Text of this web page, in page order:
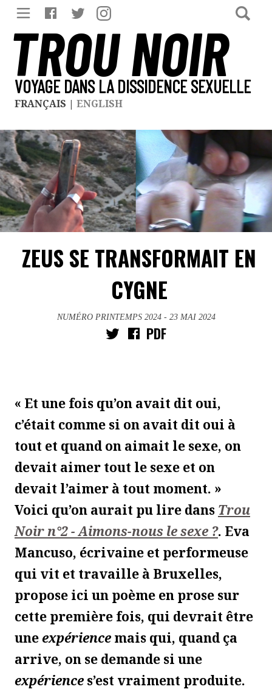
TROU NOIR
VOYAGE DANS LA DISSIDENCE SEXUELLE
FRANÇAIS | ENGLISH
ZEUS SE TRANSFORMAIT EN
CYGNE
NUMÉRO PRINTEMPS 2024 - 23 MAI 2024
PDF
« Et une fois qu’on avait dit oui,
c’était comme si on avait dit oui à
tout et quand on aimait le sexe, on
devait aimer tout le sexe et on
devait l’aimer à tout moment. »
Voici qu’on aurait pu lire dans Trou
Noir n°2 - Aimons-nous le sexe ?. Eva
Mancuso, écrivaine et performeuse
qui vit et travaille à Bruxelles,
propose ici un poème en prose sur
cette première fois, qui devrait être
uneexpérience mais qui, quand ça
arrive, on se demande si une
expérience s’est vraiment produite.